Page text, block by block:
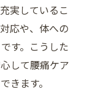
の特徴とは
和のヒント
の選び方
ーと注意点
実しているこ
応や、体への
す。こうした
して腰痛ケア
きます。